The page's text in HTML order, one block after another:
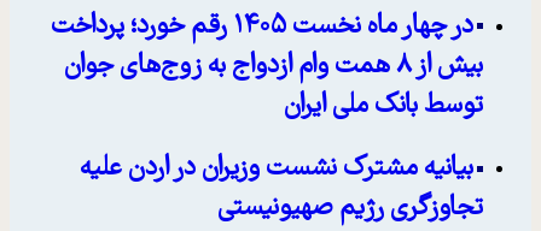
در چهار ماه نخست ۱۴۰۵ رقم خورد؛ پرداخت
بیش از ۸ همت وام ازدواج به زوج‌های جوان
توسط بانک ملی ایران
بیانیه مشترک نشست وزیران در اردن علیه
تجاوزگری رژیم صهیونیستی